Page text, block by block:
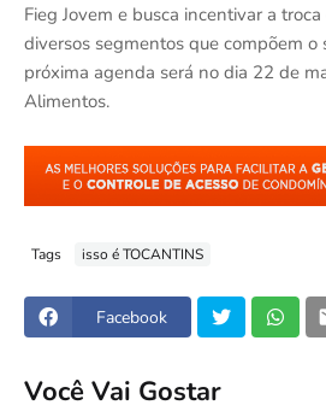
Fieg Jovem e busca incentivar a
diversos segmentos que compõem o
próxima agenda será no dia 22 de
Alimentos.
Tags isso é TOCANTINS
Facebook
Você Vai Gostar